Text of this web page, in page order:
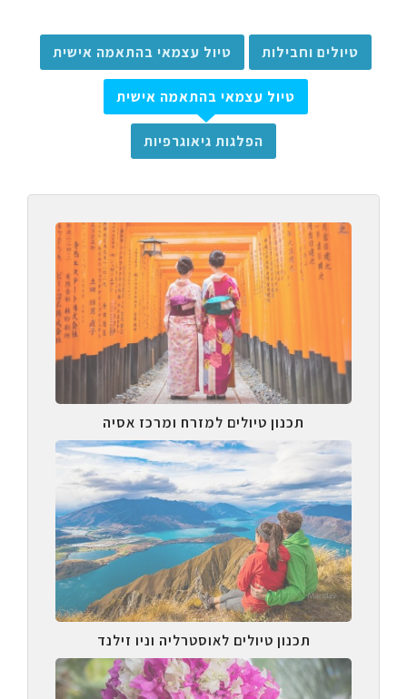
טיולים וחבילות טיול עצמאי בהתאמה אישית
טיול עצמאי בהתאמה אישית
הפלגות גיאוגרפיות
תכנון טיולים למזרח ומרכז אסיה
תכנון טיולים לאוסטרליה וניו זילנד